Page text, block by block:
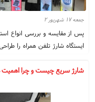
ایستگاه شارژ تلفن همراه را
دستگاه‌های مختلف ارزیابی و
شناسی کلی هر یک و ویژگی های
جمعه ۱۷ شهریور ۲
شارژ سریع چیست و چرا اهمیت